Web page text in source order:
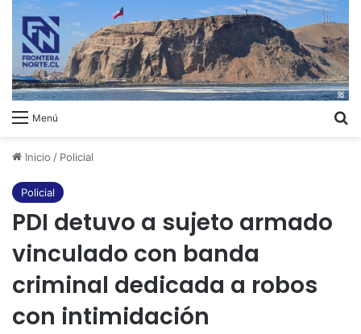
Menú
Inicio / Policial
Policial
PDI detuvo a sujeto armado
vinculado con banda
criminal dedicada a robos
con intimidación